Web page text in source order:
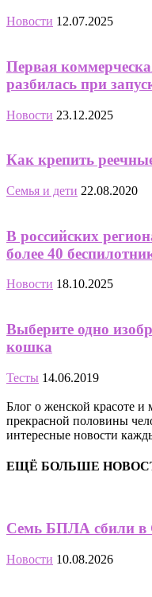
Новости 12.07.2025
Первая
разбилась при
Новости 23.12.2025
Как крепить
Семья и дети 22.08.2020
В российских
более 40
Новости 18.10.2025
Выберите одно
кошка
Тесты 14.06.2019
Блог о женской красоте
прекрасной половины
интересные новости
ЕЩЁ БОЛЬШЕ
Семь БПЛА сбили в
Новости 10.08.2026